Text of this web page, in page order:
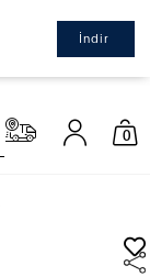
İndir
0